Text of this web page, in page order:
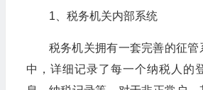
1、税务机关内部系统
税务机关拥有一套完善的征
中，详细记录了每一个纳税人的